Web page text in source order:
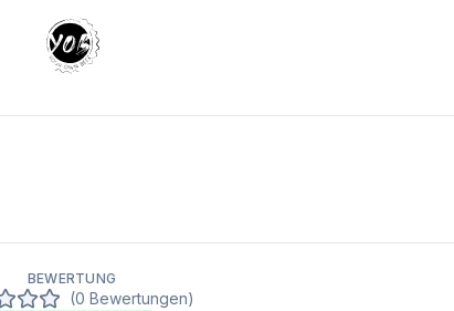
Your Own Beer
BEWERTUNG
(0 Bewertungen)